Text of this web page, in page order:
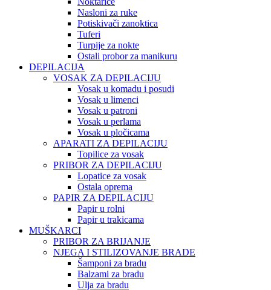
Nasloni za ruke
Potiskivači zanoktica
Tuferi
Turpije za nokte
Ostali probor za manikuru
DEPILACIJA
VOSAK ZA DEPILACIJU
Vosak u komadu i posudi
Vosak u limenci
Vosak u patroni
Vosak u perlama
Vosak u pločicama
APARATI ZA DEPILACIJU
Topilice za vosak
PRIBOR ZA DEPILACIJU
Lopatice za vosak
Ostala oprema
PAPIR ZA DEPILACIJU
Papir u rolni
Papir u trakicama
MUŠKARCI
PRIBOR ZA BRIJANJE
NJEGA I STILIZOVANJE BRADE
Šamponi za bradu
Balzami za bradu
Ulja za bradu